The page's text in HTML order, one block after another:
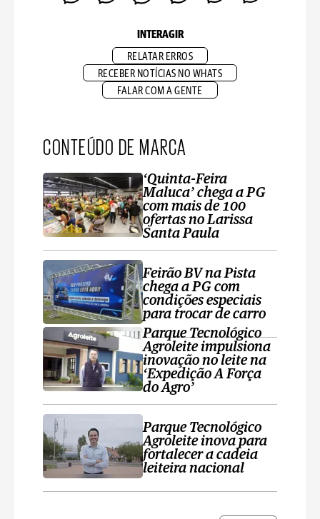
INTERAGIR
RELATAR ERROS
RECEBER NOTÍCIAS NO WHATS
FALAR COM A GENTE
CONTEÚDO DE MARCA
‘Quinta-Feira
Maluca’ chega a PG
com mais de 100
ofertas no Larissa
Santa Paula
Feirão BV na Pista
chega a PG com
condições especiais
para trocar de carro
Parque Tecnológico
Agroleite impulsiona
inovação no leite na
‘Expedição A Força
do Agro’
Parque Tecnológico
Agroleite inova para
fortalecer a cadeia
leiteira nacional